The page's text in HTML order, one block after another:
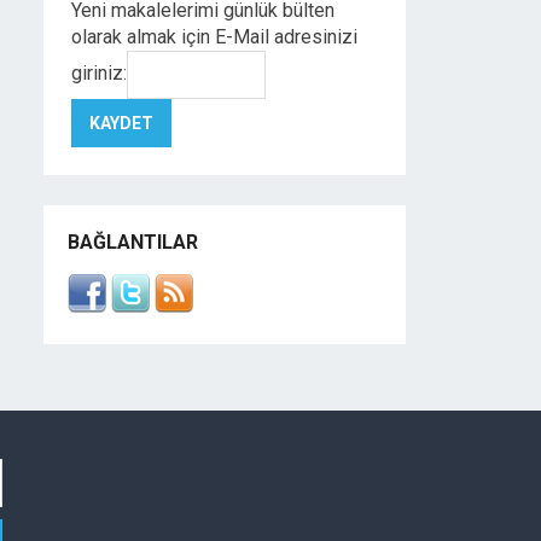
Yeni makalelerimi günlük bülten
olarak almak için E-Mail adresinizi
giriniz:
BAĞLANTILAR